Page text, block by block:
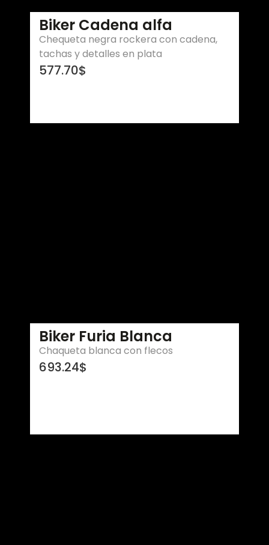
Biker Cadena alfa
Chequeta negra rockera con cadena,
tachas y detalles en plata
577.70$
Biker Furia Blanca
Chaqueta blanca con flecos
693.24$